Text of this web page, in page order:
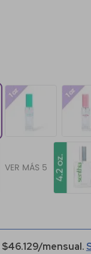
VER MÁS 5
$46.129/mensual.